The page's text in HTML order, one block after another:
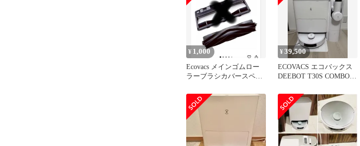
¥ 1,000
Ecovacs メインゴムロー
ラーブラシカバースペア
¥39,500
ECOVACS エコバックス
DEEBOT T30S COMBO